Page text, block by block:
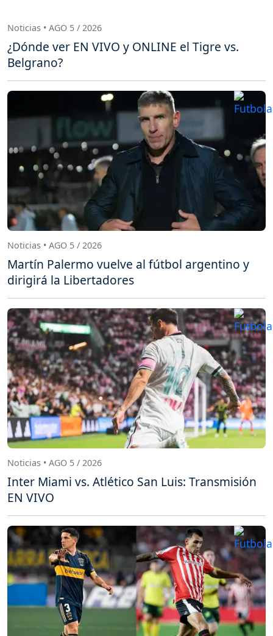
Noticias • AGO 5 / 2026
¿Dónde ver EN VIVO y ONLINE el Tigre vs.
Belgrano?
Noticias • AGO 5 / 2026
Martín Palermo vuelve al fútbol argentino y
dirigirá la Libertadores
Noticias • AGO 5 / 2026
Inter Miami vs. Atlético San Luis: Transmisión
EN VIVO